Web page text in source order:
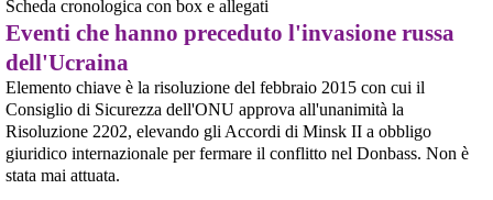
di un nuovo strumento: abbiamo integrato nel testo undici schede
introduttive, dedicate ciascuna a una specifica periodizzazione s
[news] Ucraina, minacce alla redazione di Babel che ha indagato sulle torture
nel Reggimento Skelya
La giornalista Kateryna Lykhohliad, la direttrice Kateryna Kobernyk e l'intera
redazione di Babel hanno ricevuto gravi minacce dirette a seguito della
pubblicazione dell'inchiesta shock sul 425º Reggimento d'Assalto "Skelya".
https://babel.ua/en/texts/127938-the-skelya-assault-re
[News] Violenza sessuale in Sudan per traumatizzare la popolazione civile: il
rapporto pubblicato oggi dall'ONU
Scheda cronologica con box e allegati
Eventi che hanno preceduto l'invasione russa
dell'Ucraina
Elemento chiave è la risoluzione del febbraio 2015 con cui il
Consiglio di Sicurezza dell'ONU approva all'unanimità la
Risoluzione 2202, elevando gli Accordi di Minsk II a obbligo
giuridico internazionale per fermare il conflitto nel Donbass. Non è
stata mai attuata.